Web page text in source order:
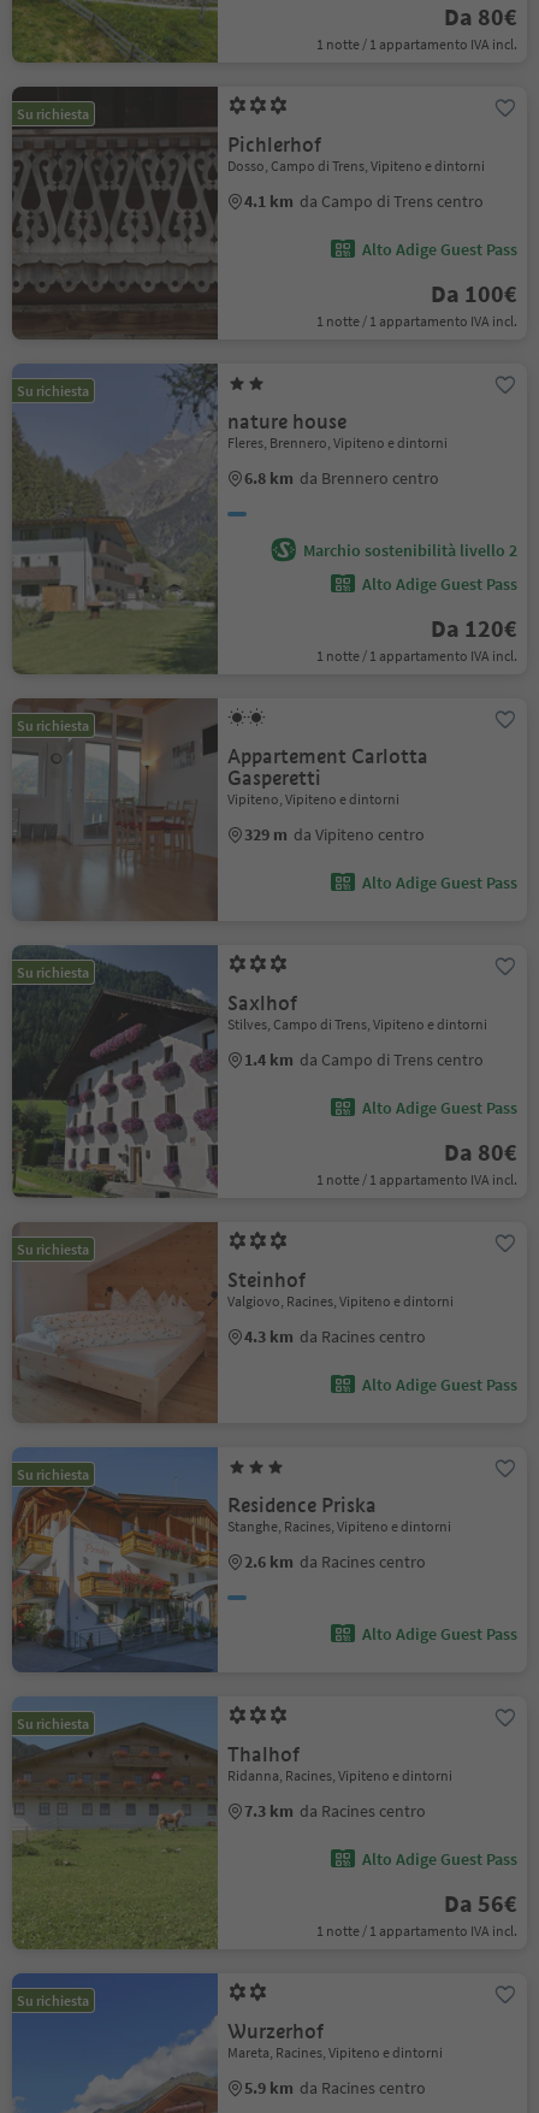
Da 80€
1 notte / 1 appartamento IVA incl.
Su richiesta
Pichlerhof
Dosso, Campo di Trens, Vipiteno e dintorni
4.1 km da Campo di Trens centro
Alto Adige Guest Pass
Da 100€
1 notte / 1 appartamento IVA incl.
Su richiesta
nature house
Fleres, Brennero, Vipiteno e dintorni
6.8 km da Brennero centro
Marchio sostenibilità livello 2
Alto Adige Guest Pass
Da 120€
1 notte / 1 appartamento IVA incl.
Su richiesta
Appartement Carlotta
Gasperetti
Vipiteno, Vipiteno e dintorni
329 m da Vipiteno centro
Alto Adige Guest Pass
Su richiesta
Saxlhof
Stilves, Campo di Trens, Vipiteno e dintorni
1.4 km da Campo di Trens centro
Alto Adige Guest Pass
Da 80€
1 notte / 1 appartamento IVA incl.
Su richiesta
Steinhof
Valgiovo, Racines, Vipiteno e dintorni
4.3 km da Racines centro
Alto Adige Guest Pass
Su richiesta
Residence Priska
Stanghe, Racines, Vipiteno e dintorni
2.6 km da Racines centro
Alto Adige Guest Pass
Su richiesta
Thalhof
Ridanna, Racines, Vipiteno e dintorni
7.3 km da Racines centro
Alto Adige Guest Pass
Da 56€
1 notte / 1 appartamento IVA incl.
Su richiesta
Wurzerhof
Mareta, Racines, Vipiteno e dintorni
5.9 km da Racines centro